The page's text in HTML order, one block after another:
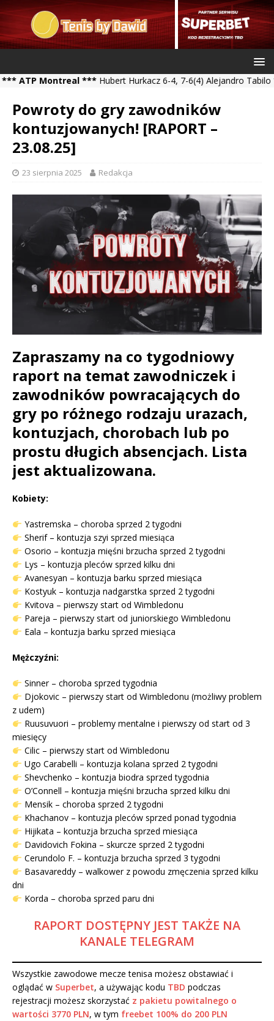
Montreal ***Hubert Hurkacz 6-4, 7-6(4) Alejandro Tabilo ***
Powroty do gry zawodników
kontuzjowanych! [RAPORT –
23.08.25]
23 sierpnia 2025 Redakcja
Zapraszamy na co tygodniowy
raport na temat zawodniczek i
zawodników powracających do
gry po różnego rodzaju urazach,
kontuzjach, chorobach lub po
prostu długich absencjach. Lista
jest aktualizowana.
Kobiety:
Yastremska – choroba sprzed 2 tygodni
Sherif – kontuzja szyi sprzed miesiąca
Osorio – kontuzja mięśni brzucha sprzed 2 tygodni
Lys – kontuzja pleców sprzed kilku dni
Avanesyan – kontuzja barku sprzed miesiąca
Kostyuk – kontuzja nadgarstka sprzed 2 tygodni
Kvitova – pierwszy start od Wimbledonu
Pareja – pierwszy start od juniorskiego Wimbledonu
Eala – kontuzja barku sprzed miesiąca
Mężczyźni:
Sinner – choroba sprzed tygodnia
Djokovic – pierwszy start od Wimbledonu (możliwy problem
z udem)
Ruusuvuori – problemy mentalne i pierwszy od start od 3
miesięcy
Cilic – pierwszy start od Wimbledonu
Ugo Carabelli – kontuzja kolana sprzed 2 tygodni
Shevchenko – kontuzja biodra sprzed tygodnia
O’Connell – kontuzja mięśni brzucha sprzed kilku dni
Mensik – choroba sprzed 2 tygodni
Khachanov – kontuzja pleców sprzed ponad tygodnia
Hijikata – kontuzja brzucha sprzed miesiąca
Davidovich Fokina – skurcze sprzed 2 tygodni
Cerundolo F. – kontuzja brzucha sprzed 3 tygodni
Basavareddy – walkower z powodu zmęczenia sprzed kilku
dni
Korda – choroba sprzed paru dni
RAPORT DOSTĘPNY JEST TAKŻE NA
KANALE TELEGRAM
Wszystkie zawodowe mecze tenisa możesz obstawiać i
oglądać w Superbet, a używając kodu TBD podczas
rejestracji możesz skorzystać z pakietu powitalnego o
wartości 3770 PLN, w tym freebet 100% do 200 PLN